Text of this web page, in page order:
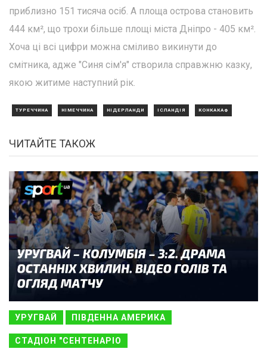
приблизно 151 тисяча осіб. А площа острова становить
444 км², що трохи більше площі міста Дніпро - 405 км².
Хоча ці всі цифри можна сміливо викинути до
смітника, адже "Синя сім'я" створила справжню казку,
якою житиме наступний рік.
ТУРЕЧЧИНА НІМЕЧЧИНА НІДЕРЛАНДИ ІСЛАНДІЯ КОНКАКАФ
ЧИТАЙТЕ ТАКОЖ
УРУГВАЙ ПІВДЕННА АМЕРИКА
СТАДІОН "СЕНТЕНАРІО